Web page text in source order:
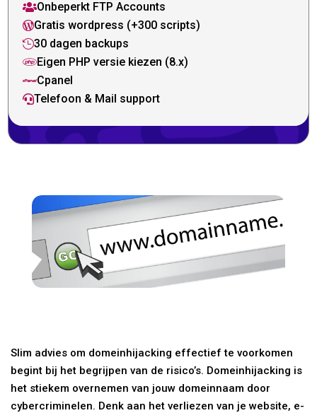
Onbeperkt FTP Accounts
Gratis wordpress (+300 scripts)
30 dagen backups
Eigen PHP versie kiezen (8.x)
Cpanel
Telefoon & Mail support
Slim advies om domeinhijacking effectief te voorkomen
begint bij het begrijpen van de risico’s. Domeinhijacking is
het stiekem overnemen van jouw domeinnaam door
cybercriminelen. Denk aan het verliezen van je website, e-